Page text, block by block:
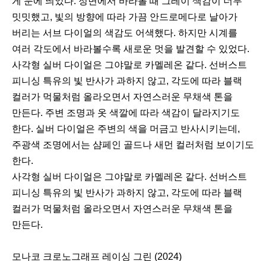
밋밋했고, 빛의 방향에 따라 가끔 안드로메다로 날아가
버리는 서브 다이얼의 색감도 어색했다. 하지만 시계를
여러 각도에서 바라볼수록 새로운 멋을 발견할 수 있었다.
사각형 실버 다이얼은 그야말로 카멜레온 같다. 선버스트
피니싱 특유의 빛 반사가 과하지 않고, 각도에 따라 블랙
컬러가 먹물처럼 올라오면서 자연스러운 무채색 톤을
만든다. 주변 조명과 옷 색깔에 따라 색감이 달라지기도
한다. 실버 다이얼은 주변의 색을 머금고 반사시키는데,
주광색 조명에서는 샴페인 골드나 새먼 컬러처럼 보이기도
한다.
사각형 실버 다이얼은 그야말로 카멜레온 같다. 선버스트
피니싱 특유의 빛 반사가 과하지 않고, 각도에 따라 블랙
컬러가 먹물처럼 올라오면서 자연스러운 무채색 톤을
만든다.
모나코 크로노그래프 레이싱 그린 (2024)